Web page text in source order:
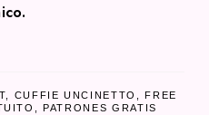
CUFFIE UNCINETTO
FREE
PATRONES GRATIS